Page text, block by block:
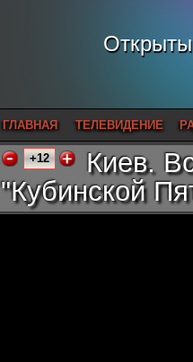
ГЛАВНАЯ ТЕЛЕВИДЕНИЕ
+12
Киев.
"Кубинской